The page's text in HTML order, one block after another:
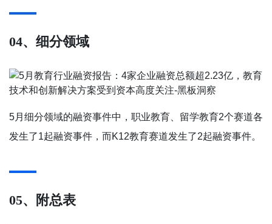
04、细分领域
5月细分领域的融资事件中，职业教育、留学教育2个赛道各
发生了1起融资事件，而K12教育赛道发生了2起融资事件。
05、附总表